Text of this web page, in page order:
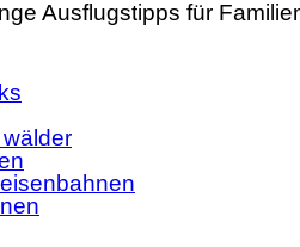
Ausflugstipps für